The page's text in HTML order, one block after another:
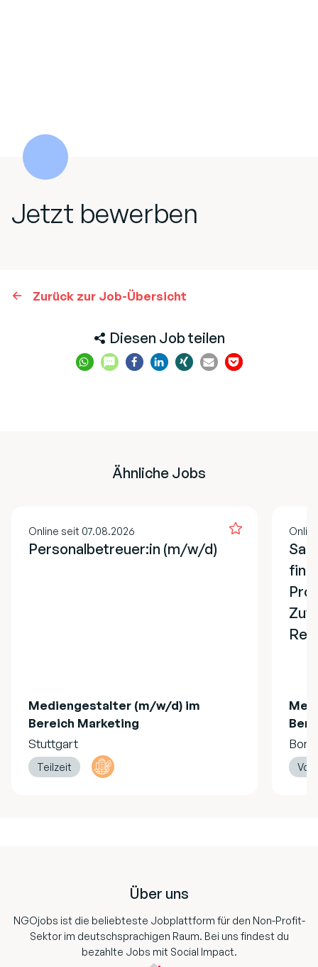
Jetzt bewerben
Zurück zur Job-Übersicht
Diesen Job teilen
Ähnliche Jobs
Online seit 07.08.2026
Personalbetreuer:in (m/w/d)
Mediengestalter (m/w/d) im
Bereich Marketing
Stuttgart
Teilzeit
Bonn
Über uns
NGOjobs ist die beliebteste Jobplattform für den Non-Profit-
Sektor im deutschsprachigen Raum. Bei uns findest du
bezahlte Jobs mit Social Impact.